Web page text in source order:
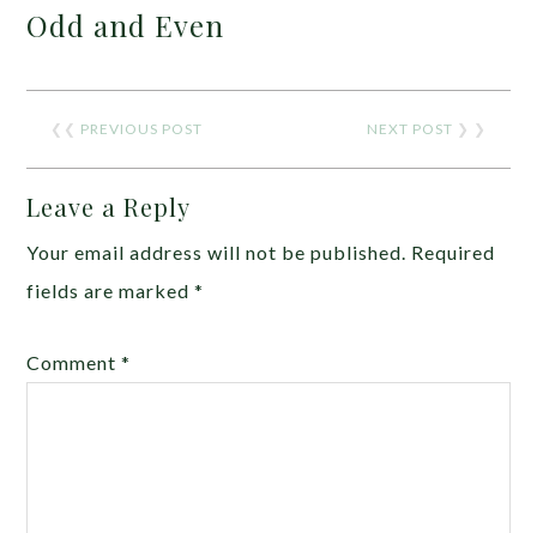
Odd and Even
❮❮ PREVIOUS POST NEXT POST ❯ ❯
Leave a Reply
Your email address will not be published. Required
fields are marked*
Comment*